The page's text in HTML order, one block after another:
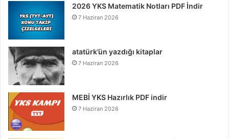
2026 YKS Matematik Notları PDF İndir
7 Haziran 2026
atatürk’ün yazdığı kitaplar
7 Haziran 2026
MEBİ YKS Hazırlık PDF indir
7 Haziran 2026